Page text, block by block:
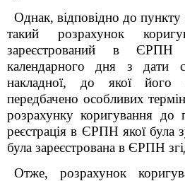
Однак, відповідно до
такий розрахунок
зареєстрований в
календарного дня з дати
накладної, до якої
передбачено особливих
розрахунку коригування до
реєстрація в ЄРПН якої була
була зареєстрована в ЄРПН
Отже, розрахунок